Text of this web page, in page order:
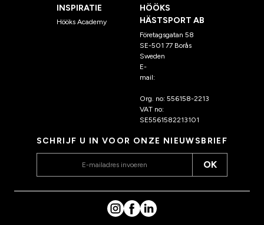
INSPIRATIE
Hööks Academy
HÖÖKS
HÄSTSPORT AB
Företagsgatan 58
SE-501 77 Borås
Sweden
E-
mail:
Org. no: 556158-2213
VAT no:
SE5561582213101
SCHRIJF U IN VOOR ONZE NIEUWSBRIEF
OK